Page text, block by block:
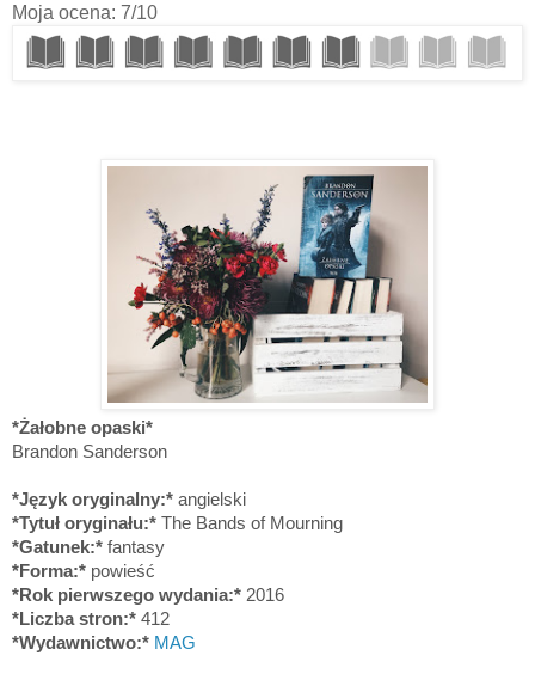
Moja ocena: 7/10
*Żałobne opaski*
Brandon Sanderson
*Język oryginalny:* angielski
*Tytuł oryginału:* The Bands of Mourning
*Gatunek:* fantasy
*Forma:* powieść
*Rok pierwszego wydania:* 2016
*Liczba stron:* 412
*Wydawnictwo:* MAG